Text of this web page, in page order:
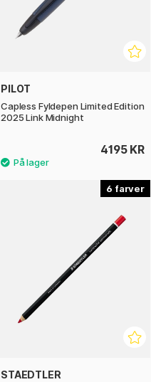
PILOT
Capless Fyldepen Limited Edition
2025 Link Midnight
4195 KR
6
STAEDTLER